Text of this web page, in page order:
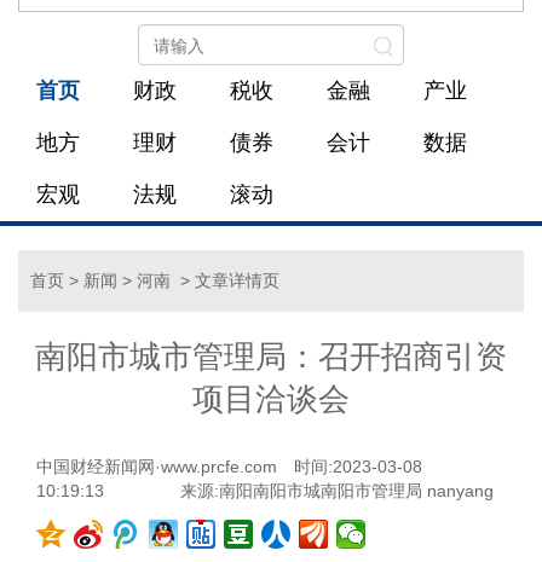
首页 财政 税收 金融 产业
地方 理财 债券 会计 数据
宏观 法规 滚动
首页 > 新闻 > 河南 > 文章详情页
南阳市城市管理局：召开招商引资
项目洽谈会
中国财经新闻网·www.prcfe.com
时间:2023-03-08
10:19:13
来源:南阳南阳市城南阳市管理局 nanyang